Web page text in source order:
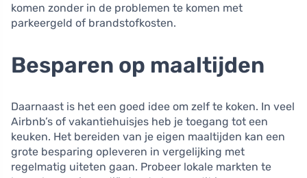
komen zonder in de problemen te komen met
parkeergeld of brandstofkosten.
Besparen op maaltijden
Daarnaast is het een goed idee om zelf te koken. In veel
Airbnb’s of vakantiehuisjes heb je toegang tot een
keuken. Het bereiden van je eigen maaltijden kan een
grote besparing opleveren in vergelijking met
regelmatig uiteten gaan. Probeer lokale markten te